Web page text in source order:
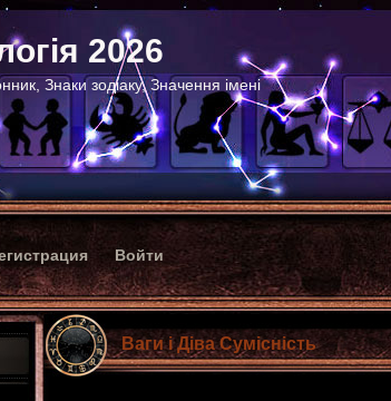
2026
Знаки зодіаку, Значення імені
Войти
Ваги і Діва Сумісність